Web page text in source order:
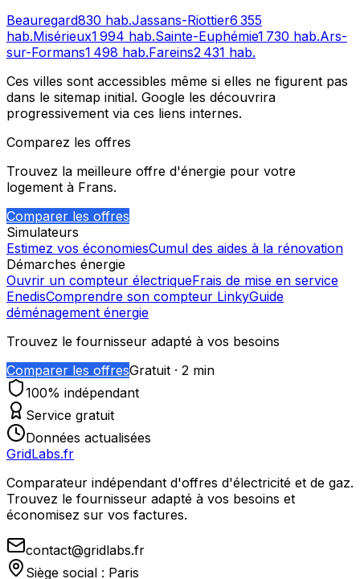
Beauregard830 hab.Jassans-Riottier6 355
hab.Misérieux1 994 hab.Sainte-Euphémie1 730 hab.Ars-
sur-Formans1 498 hab.Fareins2 431 hab.
Ces villes sont accessibles même si elles ne figurent pas
dans le sitemap initial. Google les découvrira
progressivement via ces liens internes.
Comparez les offres
Trouvez la meilleure offre d'énergie pour votre
logement à Frans.
Comparer les offres
Simulateurs
Estimez vos économiesCumul des aides à la rénovation
Démarches énergie
Ouvrir un compteur électriqueFrais de mise en service
EnedisComprendre son compteur LinkyGuide
déménagement énergie
Trouvez le fournisseur adapté à vos besoins
Comparer les offresGratuit · 2 min
100% indépendant
Service gratuit
Données actualisées
GridLabs.fr
Comparateur indépendant d'offres d'électricité et de gaz.
Trouvez le fournisseur adapté à vos besoins et
économisez sur vos factures.
contact@gridlabs.fr
Siège social : Paris